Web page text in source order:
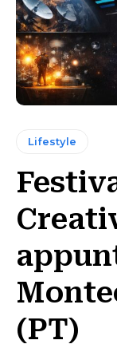
Lifestyle
(PT)